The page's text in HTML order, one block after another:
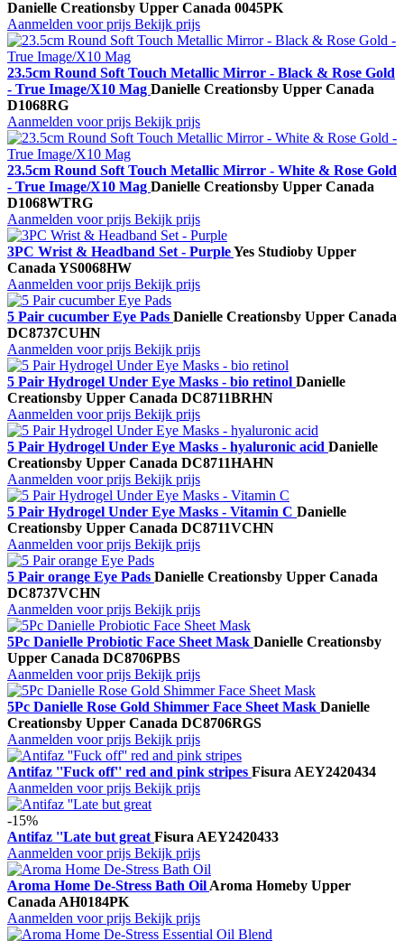
Danielle Creationsby Upper Canada 0045PK
Aanmelden voor prijs Bekijk prijs
23.5cm Round Soft Touch Metallic Mirror - Black & Rose Gold
- True Image/X10 Mag Danielle Creationsby Upper Canada
D1068RG
Aanmelden voor prijs Bekijk prijs
23.5cm Round Soft Touch Metallic Mirror - White & Rose Gold
- True Image/X10 Mag Danielle Creationsby Upper Canada
D1068WTRG
Aanmelden voor prijs Bekijk prijs
3PC Wrist & Headband Set - PurpleYes Studioby Upper
Canada YS0068HW
Aanmelden voor prijs Bekijk prijs
5 Pair cucumber Eye Pads Danielle Creationsby Upper Canada
DC8737CUHN
Aanmelden voor prijs Bekijk prijs
5 Pair Hydrogel Under Eye Masks - bio retinol Danielle
Creationsby Upper Canada DC8711BRHN
Aanmelden voor prijs Bekijk prijs
5 Pair Hydrogel Under Eye Masks - hyaluronic acid Danielle
Creationsby Upper Canada DC8711HAHN
Aanmelden voor prijs Bekijk prijs
5 Pair Hydrogel Under Eye Masks - Vitamin C Danielle
Creationsby Upper Canada DC8711VCHN
Aanmelden voor prijs Bekijk prijs
5 Pair orange Eye Pads Danielle Creationsby Upper Canada
DC8737VCHN
Aanmelden voor prijs Bekijk prijs
5Pc Danielle Probiotic Face Sheet Mask Danielle Creationsby
Upper Canada DC8706PBS
Aanmelden voor prijs Bekijk prijs
5Pc Danielle Rose Gold Shimmer Face Sheet Mask Danielle
Creationsby Upper Canada DC8706RGS
Aanmelden voor prijs Bekijk prijs
Antifaz ''Fuck off'' red and pink stripes Fisura AEY2420434
Aanmelden voor prijs Bekijk prijs
-15%
Antifaz ''Late but great Fisura AEY2420433
Aanmelden voor prijs Bekijk prijs
Aroma Home De-Stress Bath Oil Aroma Homeby Upper
Canada AH0184PK
Aanmelden voor prijs Bekijk prijs